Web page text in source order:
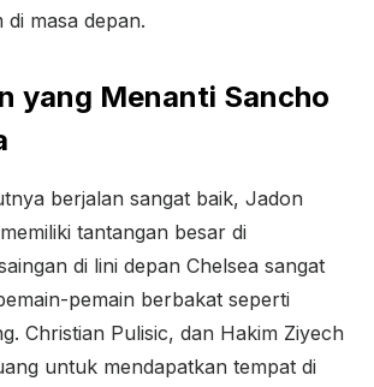
di masa depan.
yang Menanti Sancho
berjalan sangat baik, Jadon
tantangan besar di
di lini depan Chelsea sangat
pemain berbakat seperti
Christian Pulisic, dan Hakim Ziyech
untuk mendapatkan tempat di